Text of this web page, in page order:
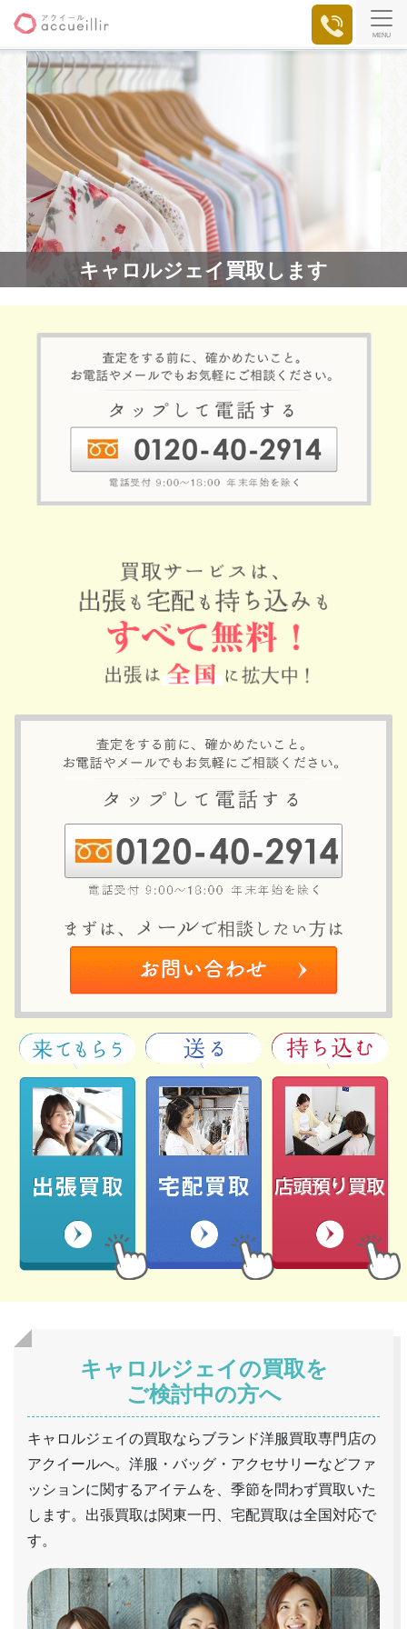
MENU
キャロルジェイ買取します
キャロルジェイの買取を
ご検討中の方へ
キャロルジェイの買取ならブランド洋服買取専門店の
アクイールへ。洋服・バッグ・アクセサリーなどファ
ッションに関するアイテムを、季節を問わず買取いた
します。出張買取は関東一円、宅配買取は全国対応で
す。